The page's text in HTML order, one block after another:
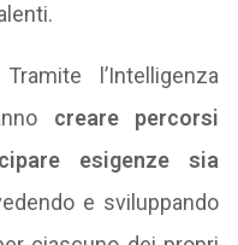
l’Intelligenza
creare percorsi
esigenze sia
e sviluppando